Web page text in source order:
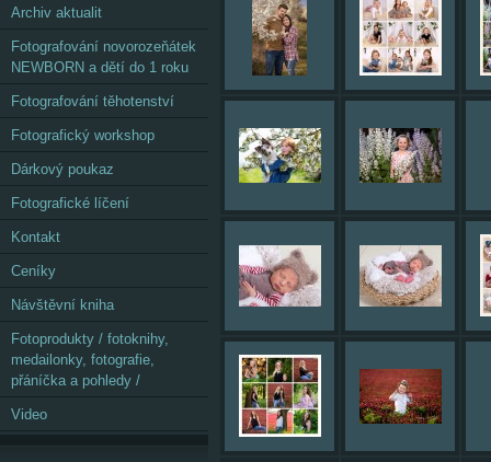
Archiv aktualit
Fotografování novorozeňátek
NEWBORN a dětí do 1 roku
Fotografování těhotenství
Fotografický workshop
Dárkový poukaz
Fotografické líčení
Kontakt
Ceníky
Návštěvní kniha
Fotoprodukty / fotoknihy,
medailonky, fotografie,
přáníčka a pohledy /
Video